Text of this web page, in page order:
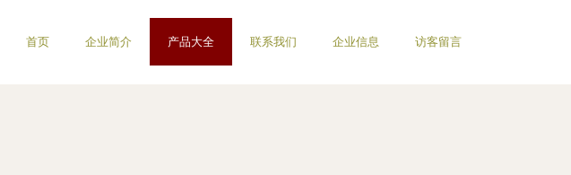
首页 企业简介 产品大全 联系我们 企业信息 访客留言